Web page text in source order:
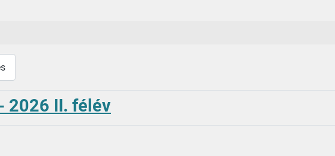
2026 II. félév